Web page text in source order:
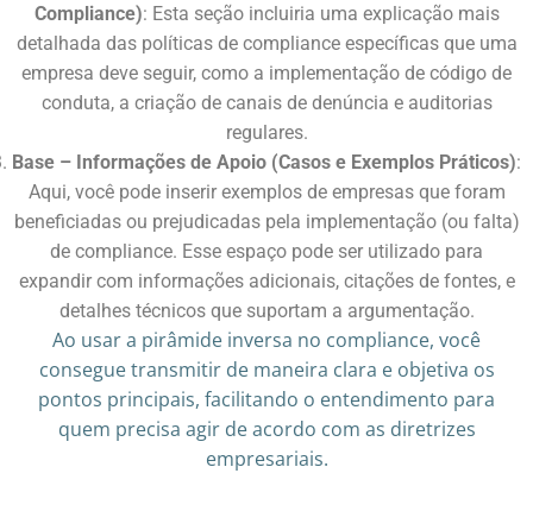
Compliance): Esta seção incluiria uma explicação mais
detalhada das políticas de compliance específicas que uma
empresa deve seguir, como a implementação de código de
conduta, a criação de canais de denúncia e auditorias
regulares.
Base – Informações de Apoio (Casos e Exemplos Práticos):
Aqui, você pode inserir exemplos de empresas que foram
beneficiadas ou prejudicadas pela implementação (ou falta)
de compliance. Esse espaço pode ser utilizado para
expandir com informações adicionais, citações de fontes, e
detalhes técnicos que suportam a argumentação.
Ao usar a pirâmide inversa no compliance, você
consegue transmitir de maneira clara e objetiva os
pontos principais, facilitando o entendimento para
quem precisa agir de acordo com as diretrizes
empresariais.